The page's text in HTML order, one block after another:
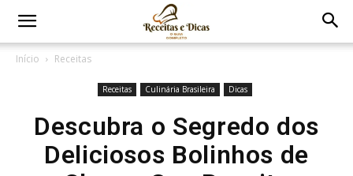
Início Receitas
Receitas Culinária Brasileira Dicas
Descubra o Segredo dos
Deliciosos Bolinhos de